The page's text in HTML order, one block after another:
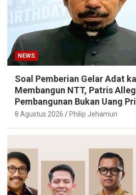
NEWS
Soal Pemberian Gelar Adat
Membangun NTT, Patris
Pembangunan Bukan Uang
8 Agustus 2026 Philip Jehamun